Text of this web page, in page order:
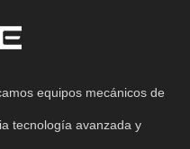
equipos mecánicos de
tecnología avanzada y